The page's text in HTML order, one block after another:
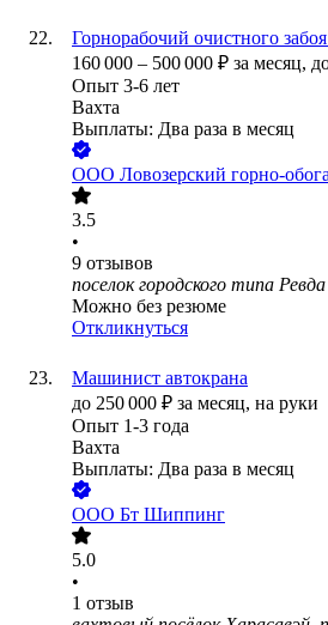
Горнорабочий очистного
160 000 – 500 000 ₽ за месяц,
Опыт 3-6 лет
Вахта
Выплаты: Два раза в месяц
ООО Ловозерский горно-
3.5
•
9 отзывов
поселок городского типа Ревда
Можно без резюме
Откликнуться
Машинист автокрана
до 250 000 ₽ за месяц, на руки
Опыт 1-3 года
Вахта
Выплаты: Два раза в месяц
ООО Бт Шиппинг
5.0
•
1 отзыв